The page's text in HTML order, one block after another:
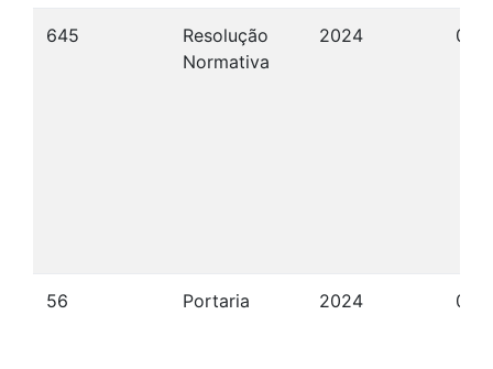
645
Resolução
Normativa
2024 04/
56 Portaria 2024 09/